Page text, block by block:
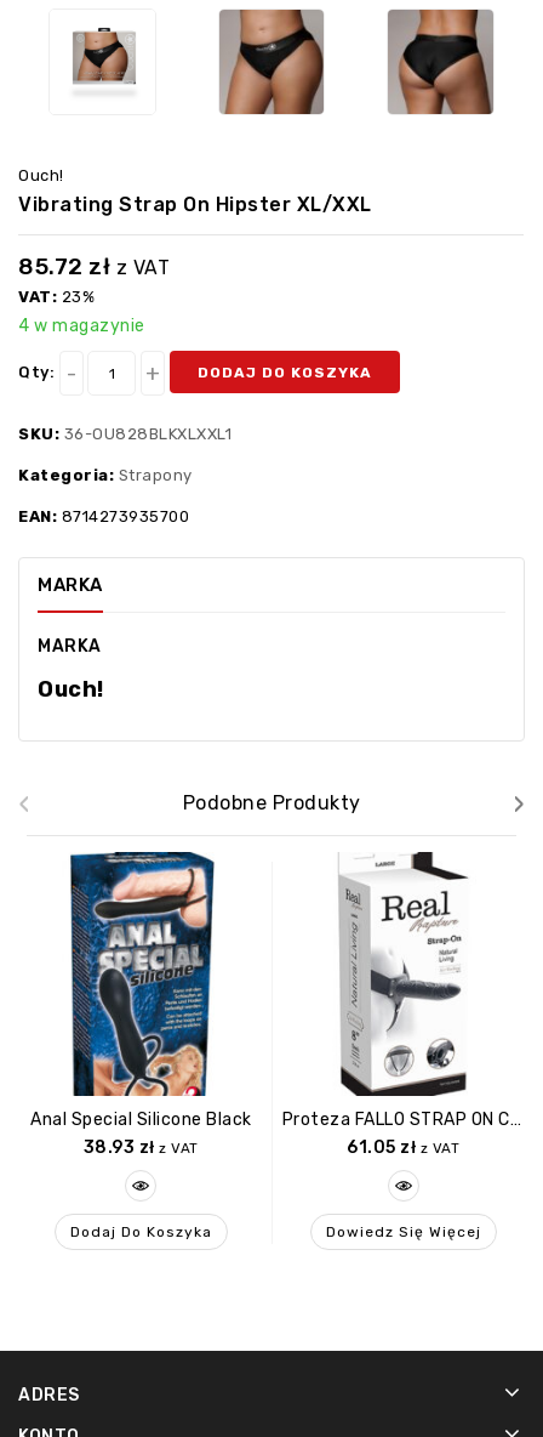
Ouch!
Vibrating Strap On Hipster XL/XXL
85.72 zł z VAT
VAT: 23%
4 w magazynie
Qty: DODAJ DO KOSZYKA
SKU: 36-OU828BLKXLXXL1
Kategoria: Strapony
EAN: 8714273935700
MARKA
MARKA
Ouch!
Podobne Produkty
Anal Special Silicone Black
38.93 zł z VAT
Dodaj Do Koszyka
Proteza FALLO STRAP ON CAVO REAL RAPTURE 8 BLACK
61.05 zł z VAT
Dowiedz Się Więcej
‹ ›
ADRES